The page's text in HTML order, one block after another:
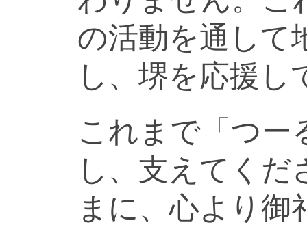
の活動を通して
し、堺を応援し
これまで「つー
し、支えてく
まに、心より御